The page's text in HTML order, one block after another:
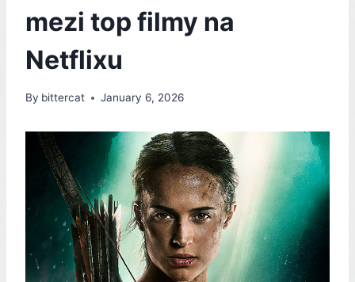
mezi top filmy na
Netflixu
By bittercat January 6, 2026